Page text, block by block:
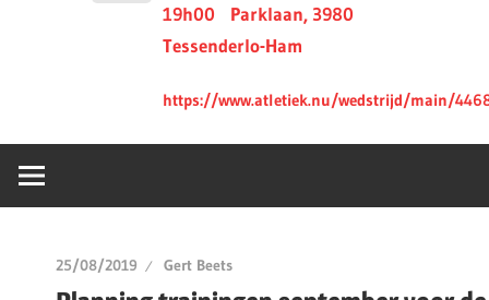
19h00
Parklaan, 3980
Tessenderlo-Ham
https://www.atletiek.nu/wedstrijd/main/
25/08/2019 Gert Beets